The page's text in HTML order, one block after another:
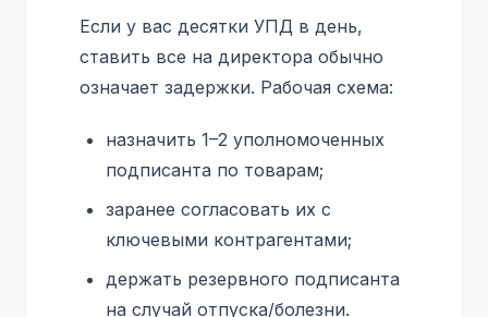
Если у вас десятки УПД в день,
ставить все на директора обычно
означает задержки. Рабочая схема:
назначить 1–2 уполномоченных
подписанта по товарам;
заранее согласовать их с
ключевыми контрагентами;
держать резервного подписанта
на случай отпуска/болезни.